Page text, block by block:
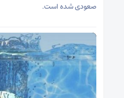
صعودی شده است.